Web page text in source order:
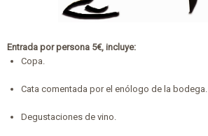
Entrada por persona 5€, incluye:
Copa.
Cata comentada por el enólogo de la bodega.
Degustaciones de vino.